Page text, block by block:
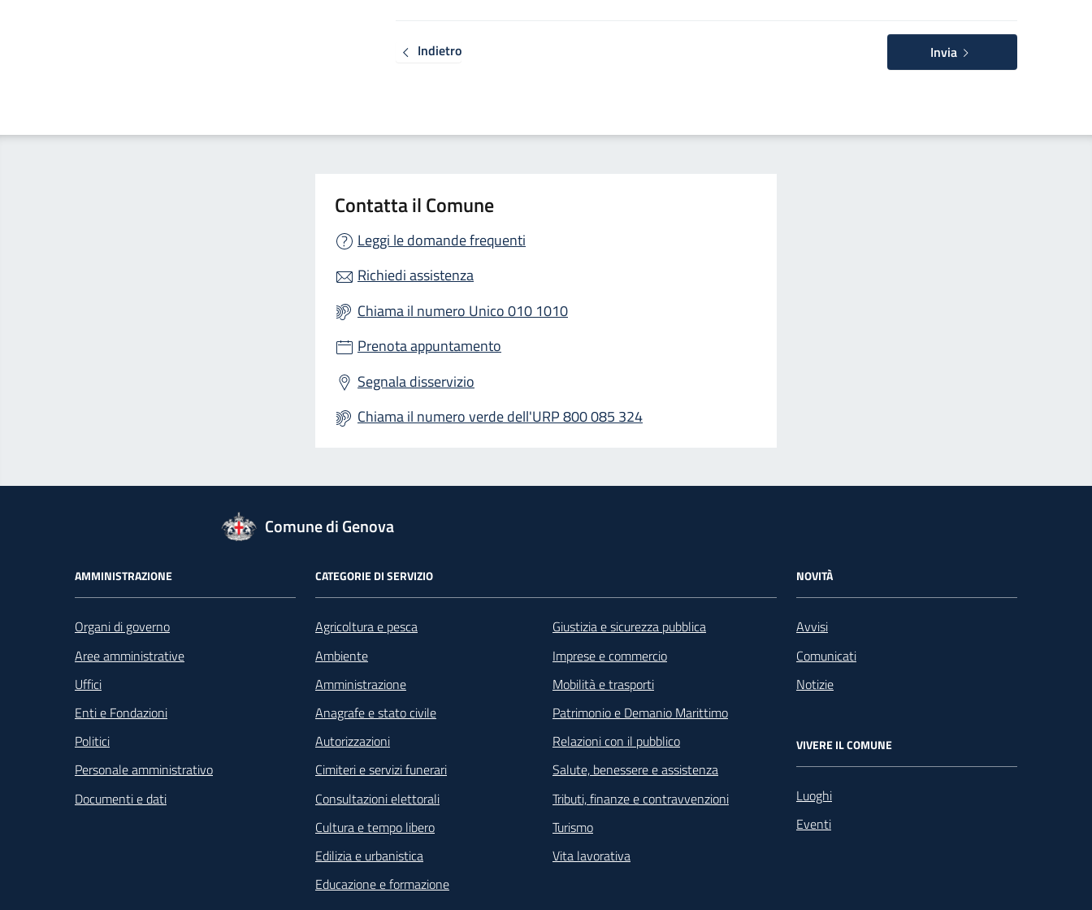
Indietro Invia
Contatta il Comune
Leggi le domande frequenti
Richiedi assistenza
Chiama il numero Unico 010 1010
Prenota appuntamento
Segnala disservizio
Chiama il numero verde dell'URP 800 085 324
Comune di Genova
Footer - Navigazione
AMMINISTRAZIONE
Organi di governo
Aree amministrative
Uffici
Enti e Fondazioni
Politici
Personale amministrativo
Documenti e dati
CATEGORIE DI SERVIZIO
Agricoltura e pesca
Ambiente
Amministrazione
Anagrafe e stato civile
Autorizzazioni
Cimiteri e servizi funerari
Consultazioni elettorali
Cultura e tempo libero
Edilizia e urbanistica
Educazione e formazione
Giustizia e sicurezza pubblica
Imprese e commercio
Mobilità e trasporti
Patrimonio e Demanio Marittimo
Relazioni con il pubblico
Salute, benessere e assistenza
Tributi, finanze e contravvenzioni
Turismo
Vita lavorativa
NOVITÀ
Avvisi
Comunicati
Notizie
VIVERE IL COMUNE
Luoghi
Eventi